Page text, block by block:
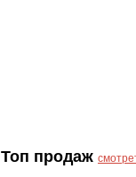
Топ продаж